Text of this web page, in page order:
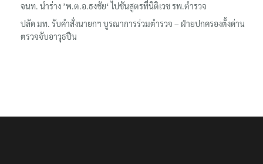
จนท. นำร่าง ’พ.ต.อ.ธงชัย‘ ไปชันสูตรที่นิติเวช รพ.ตำรวจ
ปลัด มท. รับคำสั่งนายกฯ บูรณาการร่วมตำรวจ – ฝ่ายปกครองตั้งด่าน
ตรวจจับอาวุธปืน